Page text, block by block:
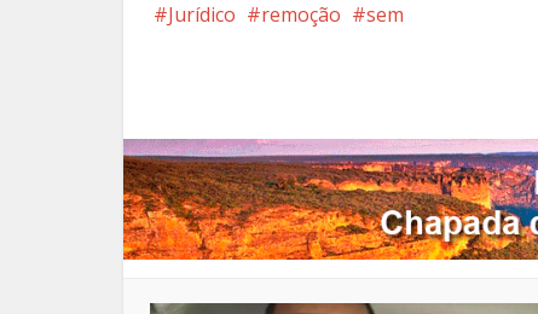
Jurídico
remoção sem